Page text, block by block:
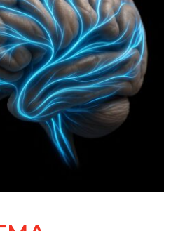
TU
SE «LAVA»
DUERMES
Salud Integrativa